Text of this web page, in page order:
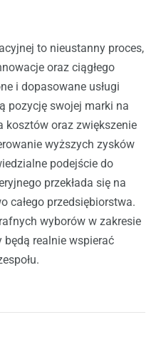
to nieustanny proces,
oraz ciągłego
i dopasowane usługi
pozycję swojej marki na
kosztów oraz zwiększenie
wyższych zysków
podejście do
przekłada się na
całego przedsiębiorstwa.
wyborów w zakresie
będą realnie wspierać